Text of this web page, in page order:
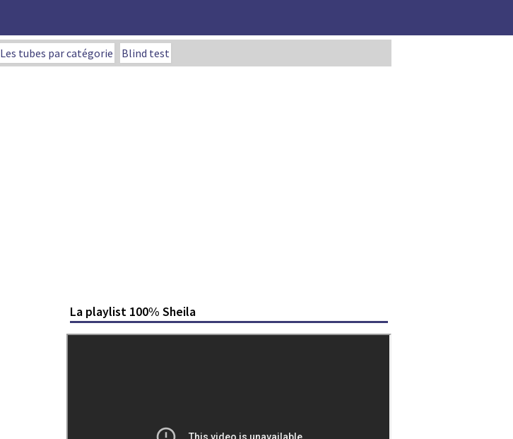
Les tubes par catégorie Blind test
La playlist 100% Sheila